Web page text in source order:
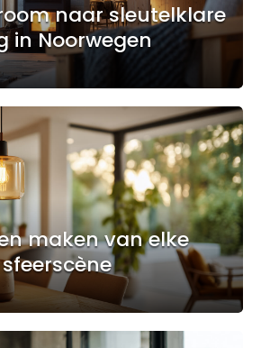
naar sleutelklare
in Noorwegen
maken van elke